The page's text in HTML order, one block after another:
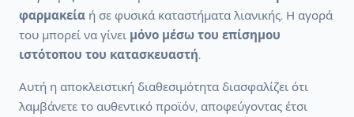
φαρμακεία ή σε φυσικά καταστήματα λιανικής. Η αγορά
του μπορεί να γίνει μόνο μέσω του επίσημου
ιστότοπου του κατασκευαστή.
Αυτή η αποκλειστική διαθεσιμότητα διασφαλίζει ότι
λαμβάνετε το αυθεντικό προϊόν, αποφεύγοντας έτσι